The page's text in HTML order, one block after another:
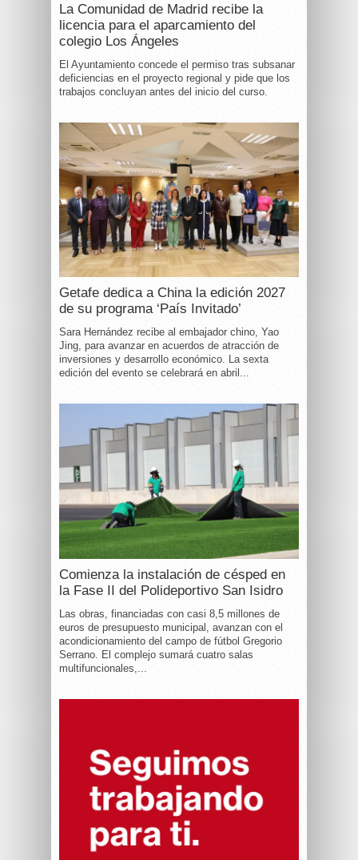
La Comunidad de Madrid recibe la
licencia para el aparcamiento del
colegio Los Ángeles
El Ayuntamiento concede el permiso tras subsanar
deficiencias en el proyecto regional y pide que los
trabajos concluyan antes del inicio del curso.
Getafe dedica a China la edición 2027
de su programa ‘País Invitado’
Sara Hernández recibe al embajador chino, Yao
Jing, para avanzar en acuerdos de atracción de
inversiones y desarrollo económico. La sexta
edición del evento se celebrará en abril...
Comienza la instalación de césped en
la Fase II del Polideportivo San Isidro
Las obras, financiadas con casi 8,5 millones de
euros de presupuesto municipal, avanzan con el
acondicionamiento del campo de fútbol Gregorio
Serrano. El complejo sumará cuatro salas
multifuncionales,...